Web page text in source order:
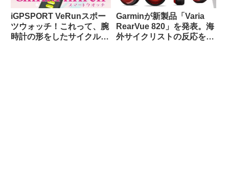
iGPSPORT VeRunスポー
ツウォッチ！これって、腕
時計の形をしたサイクルコ
Garminが新製品「Varia
RearVue 820」を発表。海
外サイクリストの反応を観